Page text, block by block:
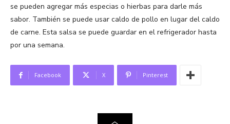
se pueden agregar más especias o hierbas para darle más
sabor. También se puede usar caldo de pollo en lugar del caldo
de carne. Esta salsa se puede guardar en el refrigerador hasta
por una semana.
Facebook X Pinterest